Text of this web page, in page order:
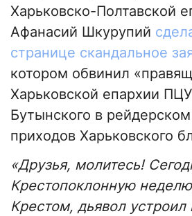
Харьковско-Полтавской
Афанасий Шкурупий
странице скандальное
котором обвинил
Харьковской епархии
Бутынского в рейдерском
приходов Харьковского
«Друзья, молитесь!
Крестопоклонную
Крестом, дьявол